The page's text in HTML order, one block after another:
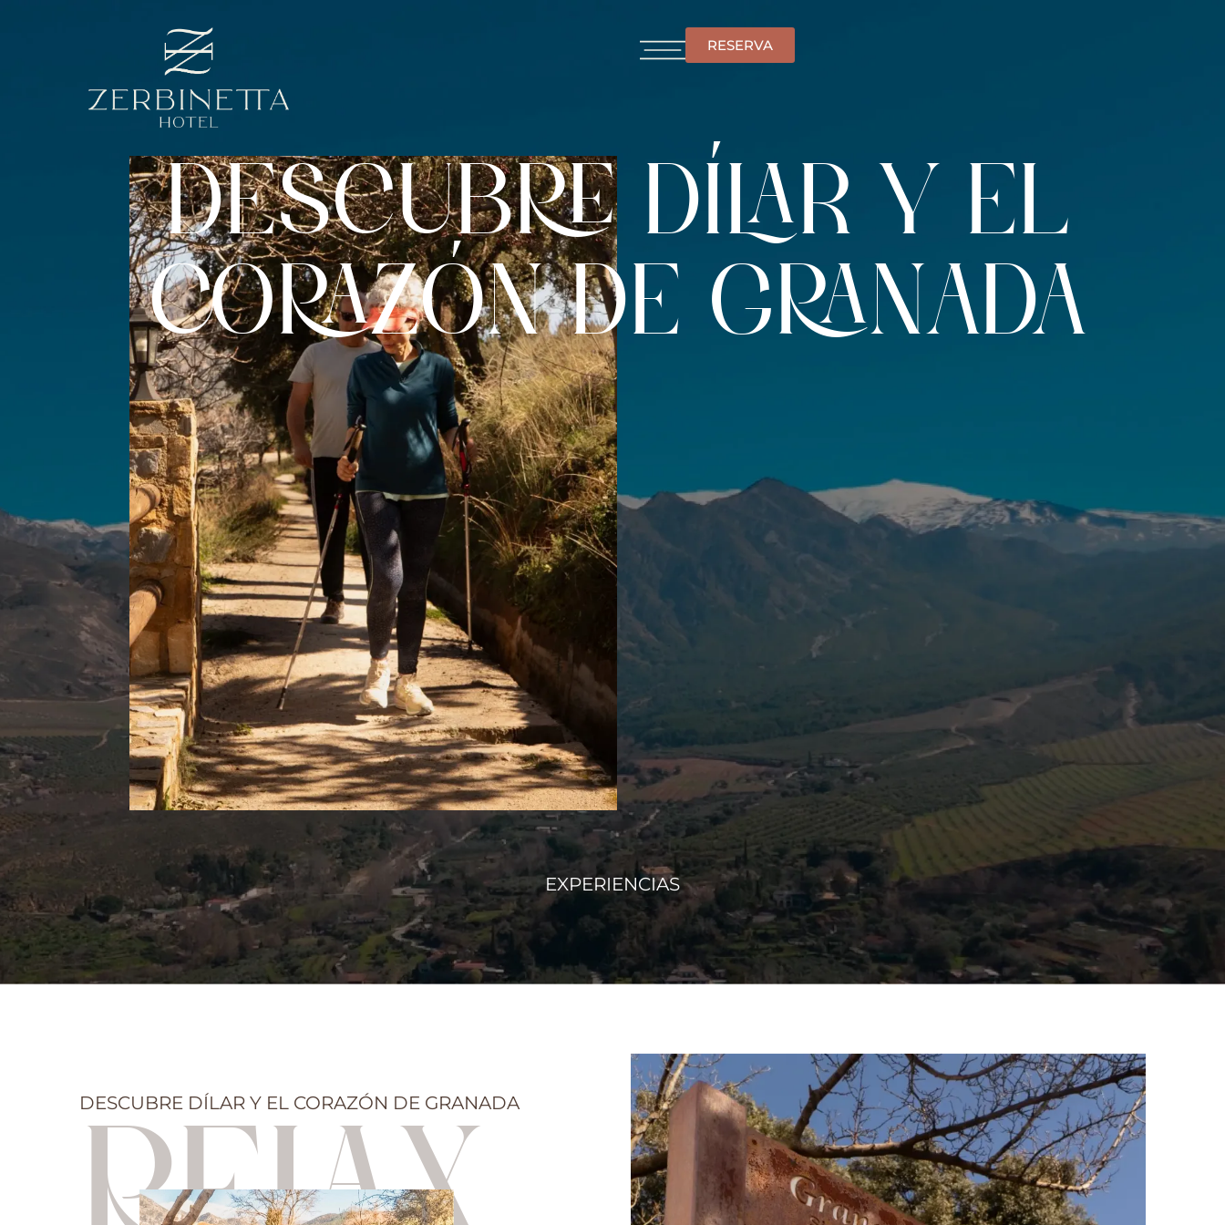
RESERVA
DESCUBRE DÍLAR Y EL
CORAZÓN DE GRANADA
EXPERIENCIAS
DESCUBRE DÍLAR Y EL CORAZÓN DE GRANADA